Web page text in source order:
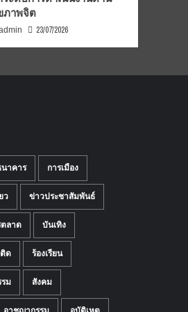
ภาพจิต
23/07/2026
นาคาร การเมือง
ว ข่าวประชาสัมพันธ์
ตลาด บันเทิง
ติด ร้องเรียน
ม สังคม